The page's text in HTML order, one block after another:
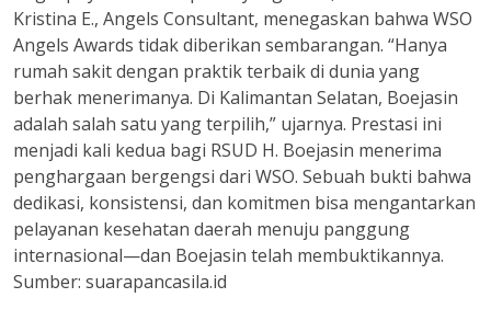
Kristina E., Angels Consultant, menegaskan bahwa WSO
Angels Awards tidak diberikan sembarangan. “Hanya
rumah sakit dengan praktik terbaik di dunia yang
berhak menerimanya. Di Kalimantan Selatan, Boejasin
adalah salah satu yang terpilih,” ujarnya. Prestasi ini
menjadi kali kedua bagi RSUD H. Boejasin menerima
penghargaan bergengsi dari WSO. Sebuah bukti bahwa
dedikasi, konsistensi, dan komitmen bisa mengantarkan
pelayanan kesehatan daerah menuju panggung
internasional—dan Boejasin telah membuktikannya.
Sumber: suarapancasila.id